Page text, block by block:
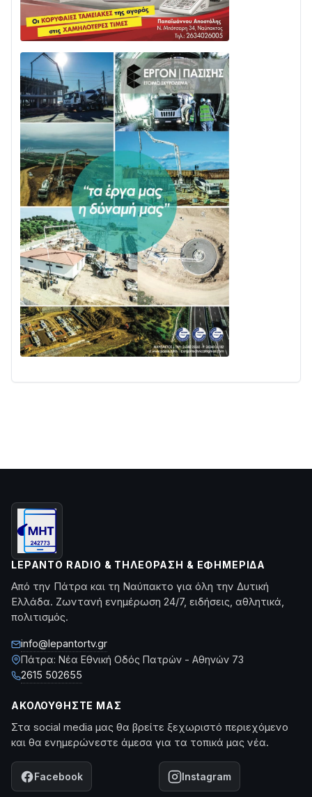
LEPANTO RADIO & ΤΗΛΕΌΡΑΣΗ & ΕΦΗΜΕΡΊΔΑ
Από την Πάτρα και τη Ναύπακτο για όλη την Δυτική
Ελλάδα. Ζωντανή ενημέρωση 24/7, ειδήσεις, αθλητικά,
πολιτισμός.
info@lepantortv.gr
Πάτρα: Νέα Εθνική Οδός Πατρών - Αθηνών 73
2615 502655
ΑΚΟΛΟΥΘΉΣΤΕ ΜΑΣ
Στα social media μας θα βρείτε ξεχωριστό περιεχόμενο
και θα ενημερώνεστε άμεσα για τα τοπικά μας νέα.
Facebook Instagram